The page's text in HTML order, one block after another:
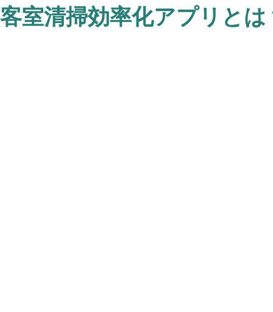
客室清掃効率化アプリとは